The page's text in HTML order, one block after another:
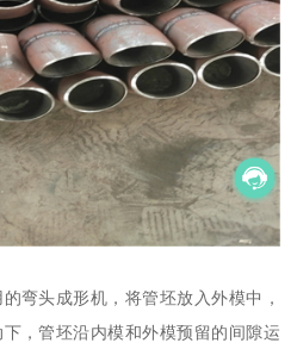
弯头成形机，将管坯放入外模中，
，管坯沿内模和外模预留的间隙运